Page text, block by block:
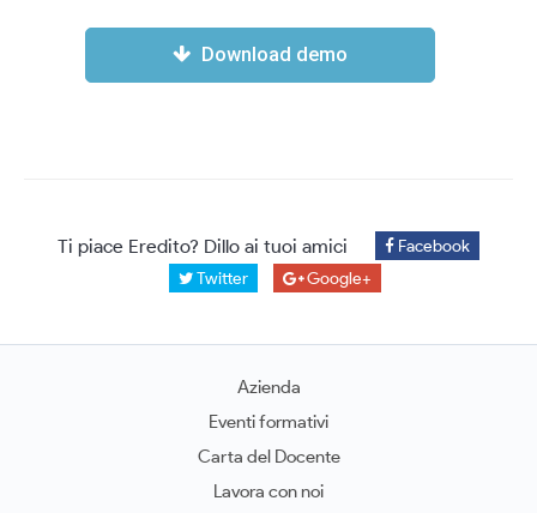
Download demo
Ti piace Eredito? Dillo ai tuoi amici
Facebook
Twitter
Google+
Azienda
Eventi formativi
Carta del Docente
Lavora con noi